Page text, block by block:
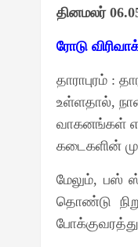
தினமலர்
ரோடு
தாராபுரம் :
உள்ளதால்,
வாகனங்கள்
கடைகளின்
மேலும், பஸ்
தொண்டு
போக்குவரத்து